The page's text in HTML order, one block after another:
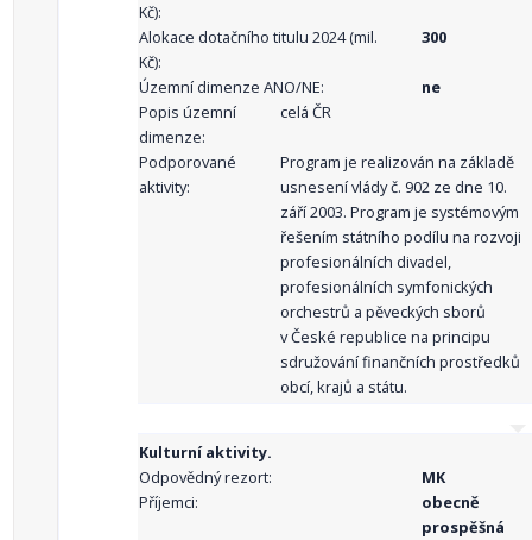
Kč):
Alokace dotačního titulu 2024 (mil.
Kč):
300
Územní dimenze ANO/NE:
ne
Popis územní
dimenze:
celá ČR
Podporované
aktivity:
Program je realizován na základě
usnesení vlády č. 902 ze dne 10.
září 2003. Program je systémovým
řešením státního podílu na rozvoji
profesionálních divadel,
profesionálních symfonických
orchestrů a pěveckých sborů
v České republice na principu
sdružování finančních prostředků
obcí, krajů a státu.
Kulturní aktivity.
Odpovědný rezort:
MK
Příjemci:
obecně
prospěšná